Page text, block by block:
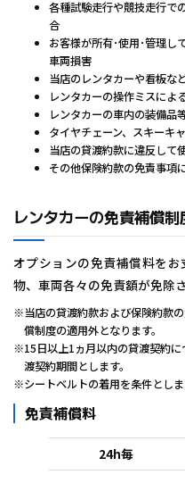
各種試験走行や競技走行で
合
お客様が所有･使用･管理し
車両損害
当店のレンタカーや看板な
レンタカーの操作ミスによ
レンタカーの車内の装備品
タイヤチェーン、スキーキ
当店の貸渡約款に違反して
その他保険約款の免責事項
レンタカーの免責補償制
オプションの免責補償料を
物、車両各々の免責額が免除
※当店の貸渡約款および保険約款
償制度の適用外となります。
※15日以上1ヵ月以内の貸渡契約
渡契約期間とします。
※シートベルトの着用を条件としま
免責補償料
24h毎